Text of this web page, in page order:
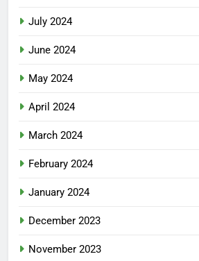
July 2024
June 2024
May 2024
April 2024
March 2024
February 2024
January 2024
December 2023
November 2023